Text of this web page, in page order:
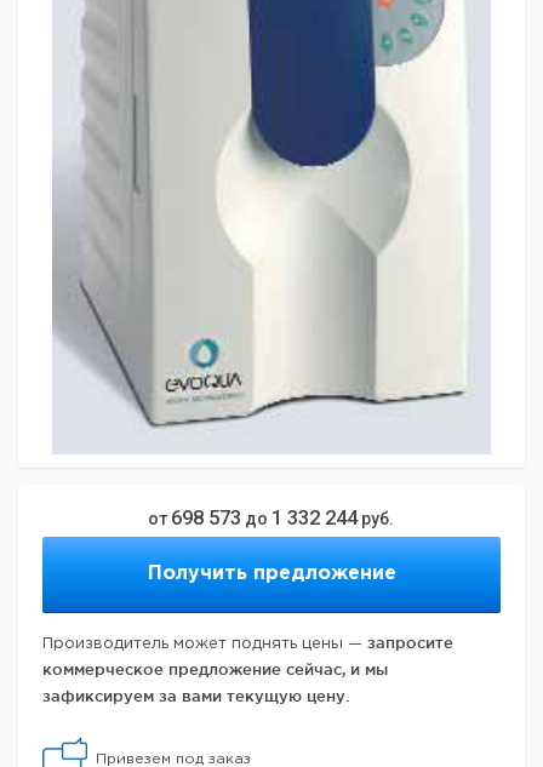
от 698 573 до 1 332 244 руб.
Получить предложение
Производитель может поднять цены — запросите
коммерческое предложение сейчас, и мы
зафиксируем за вами текущую цену.
Привезем под заказ